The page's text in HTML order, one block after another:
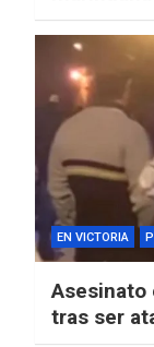
EN VICTORIA
Asesinato
tras ser